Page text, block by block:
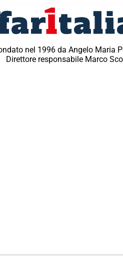
nel 1996 da Angelo Maria
Direttore responsabile Marco